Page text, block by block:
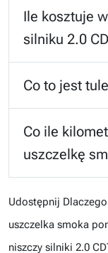
Ile kosztuje
silniku 2.0
Co to jest
Co ile
uszczelkę
Udostępnij Dlaczego
uszczelka smoka
niszczy silniki 2.0